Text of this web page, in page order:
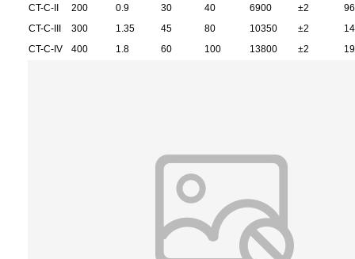
CT-C-II
200 0.9 30 40 6900 ±2
96
CT-C-III
300 1.35 45 80 10350 ±2
CT-C-IV
400 1.8 60 100 13800 ±2